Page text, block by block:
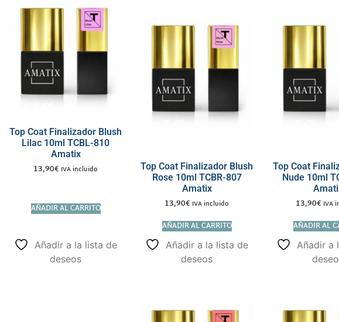
Top Coat Finalizador Blush
Lilac 10ml TCBL-810
Amatix
13,90€ IVA incluido
AÑADIR AL CARRITO
Añadir a la lista de
deseos
Top Coat Finalizador Blush
Rose 10ml TCBR-807
Amatix
13,90€ IVA incluido
AÑADIR AL CARRITO
Añadir a la lista de
deseos
Top Coat
Nude 10ml
13,90€ IVA
AÑADIR AL
Añadir a